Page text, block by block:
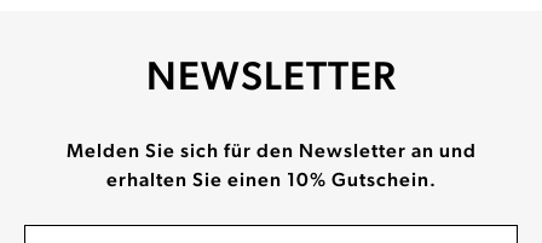
NEWSLETTER
Melden Sie sich für den Newsletter an und
erhalten Sie einen 10% Gutschein.